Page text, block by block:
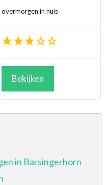
overmorgen in huis
Bekijken
in Barsingerhorn